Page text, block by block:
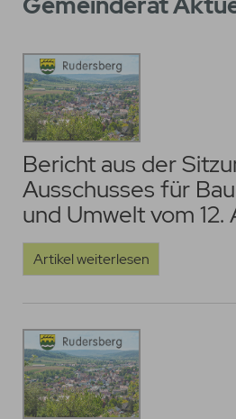
Bericht aus der
Ausschusses für
und Umwelt vom 12.
Artikel weiterlesen